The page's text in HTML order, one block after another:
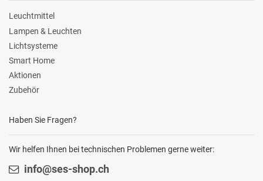
Leuchtmittel
Lampen & Leuchten
Lichtsysteme
Smart Home
Aktionen
Zubehör
Haben Sie Fragen?
Wir helfen Ihnen bei technischen Problemen gerne weiter:
info@ses-shop.ch